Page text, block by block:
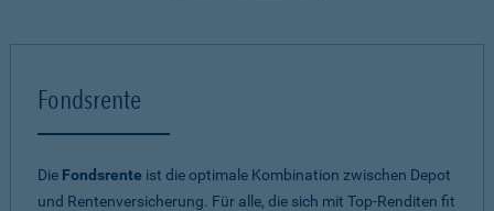
Fondsrente
Die Fondsrente ist die optimale Kombination zwischen Depot
und Rentenversicherung. Für alle, die sich mit Top-Renditen fit